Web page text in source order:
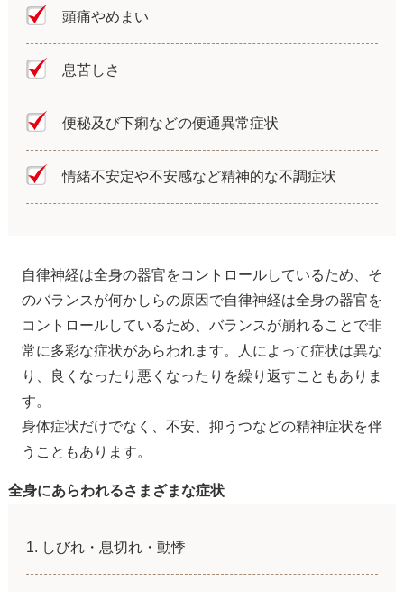
頭痛やめまい
息苦しさ
便秘及び下痢などの便通異常症状
情緒不安定や不安感など精神的な不調症状
自律神経は全身の器官をコントロールしているため、そ
のバランスが何かしらの原因で自律神経は全身の器官を
コントロールしているため、バランスが崩れることで非
常に多彩な症状があらわれます。人によって症状は異な
り、良くなったり悪くなったりを繰り返すこともありま
す。
身体症状だけでなく、不安、抑うつなどの精神症状を伴
うこともあります。
全身にあらわれるさまざまな症状
しびれ・息切れ・動悸